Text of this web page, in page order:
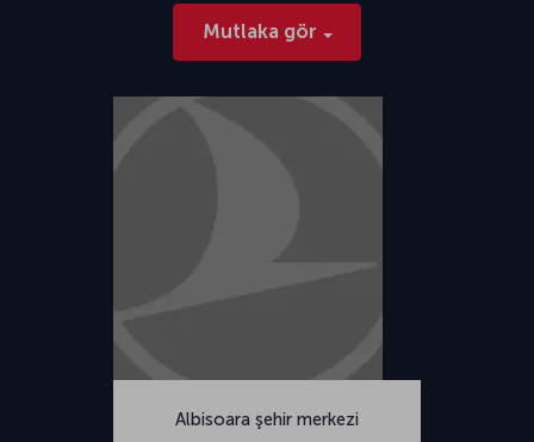
Mutlaka gör
Albisoara şehir merkezi